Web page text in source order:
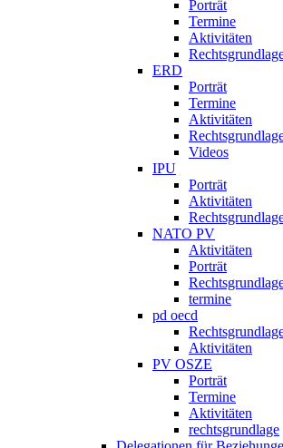
Porträt
Termine
Aktivitäten
ERD
Porträt
Termine
Aktivitäten
Videos
IPU
Porträt
Aktivitäten
NATO PV
Aktivitäten
Porträt
termine
pd oecd
Aktivitäten
PV OSZE
Porträt
Termine
Aktivitäten
rechtsgrundlage